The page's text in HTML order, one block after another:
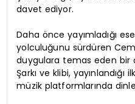
davet ediyor.
Daha önce yayımladığı
yolculuğunu sürdüren Cemil
duygulara temas eden bir
Şarkı ve klibi,
müzik platformlarında